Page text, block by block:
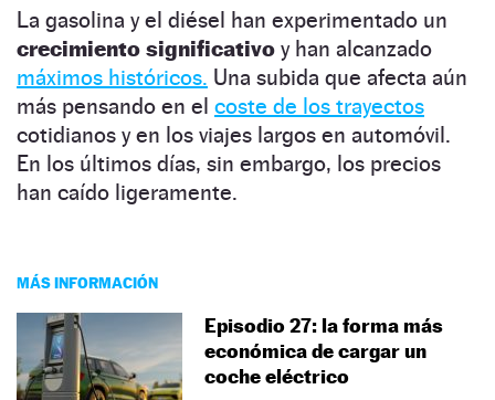
La gasolina y el diésel han experimentado un
crecimiento significativo y han alcanzado
máximos históricos. Una subida que afecta aún
más pensando en el coste de los trayectos
cotidianos y en los viajes largos en automóvil.
En los últimos días, sin embargo, los precios
han caído ligeramente.
MÁS INFORMACIÓN
Episodio 27: la forma más
económica de cargar un
coche eléctrico